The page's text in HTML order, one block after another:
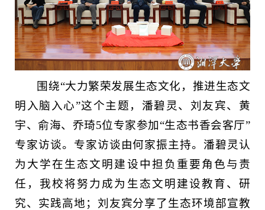
围绕“大力繁荣发展生态文化，推进生态文
明入脑入心”这个主题，潘碧灵、刘友宾、黄
宇、俞海、乔琦5位专家参加“生态书香会客厅”
专家访谈。专家访谈由何家振主持。潘碧灵认
为大学在生态文明建设中担负重要角色与责
任，我校将努力成为生态文明建设教育、研
究、实践高地；刘友宾分享了生态环境部宣教